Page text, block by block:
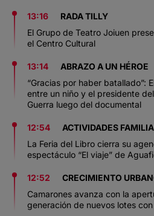
13:16
RADA TILLY
El Grupo de Teatro Joiuen
el Centro Cultural
13:14
ABRAZO A UN HÉROE
“Gracias por haber batallado”:
entre un niño y el presidente
Guerra luego del documental
12:54
ACTIVIDADES
La Feria del Libro cierra su
espectáculo “El viaje” de
12:52
CRECIMIENTO
Camarones avanza con la
generación de nuevos lotes